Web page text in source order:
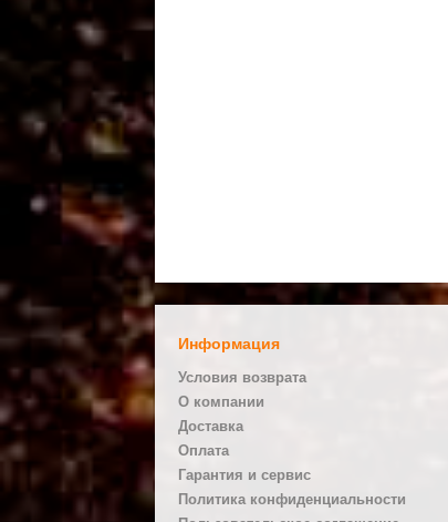
Информация
Условия возврата
О компании
Доставка
Оплата
Гарантия и сервис
Политика конфиденциальности